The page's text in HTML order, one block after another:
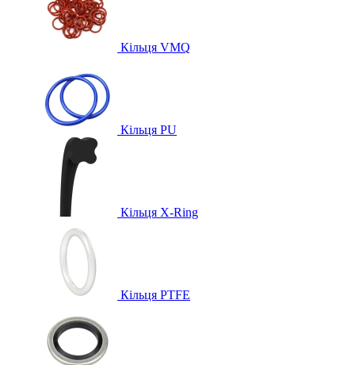
Кільця VMQ
Кільця PU
Кільця X-Ring
Кільця PTFE